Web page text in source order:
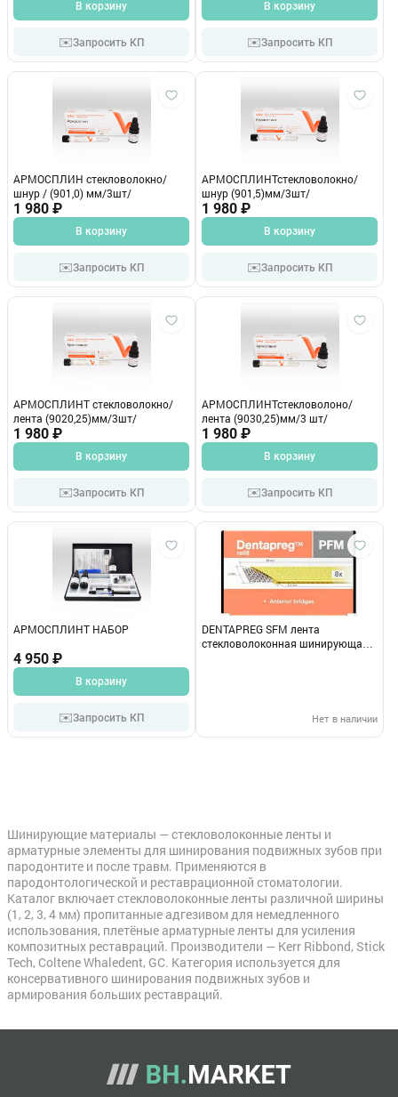
В корзину
✉️Запросить КП
В корзину
✉️Запросить КП
АРМОСПЛИН стекловолокно/
шнур / (901,0) мм/3шт/
1 980 ₽
В корзину
✉️Запросить КП
АРМОСПЛИНТстекловолокно/
шнур (901,5)мм/3шт/
1 980 ₽
В корзину
✉️Запросить КП
АРМОСПЛИНТ стекловолокно/
лента (9020,25)мм/3шт/
1 980 ₽
В корзину
✉️Запросить КП
АРМОСПЛИНТстекловолоно/
лента (9030,25)мм/3 шт/
1 980 ₽
В корзину
✉️Запросить КП
АРМОСПЛИНТ НАБОР
4 950 ₽
В корзину
✉️Запросить КП
DENTAPREG SFM лента
стекловолоконная шинирующая 1
Нет в наличии
Шинирующие материалы — стекловолоконные ленты и
арматурные элементы для шинирования подвижных зубов при
пародонтите и после травм. Применяются в
пародонтологической и реставрационной стоматологии.
Каталог включает стекловолоконные ленты различной ширины
(1, 2, 3, 4 мм) пропитанные адгезивом для немедленного
использования, плетёные арматурные ленты для усиления
композитных реставраций. Производители — Kerr Ribbond, Stick
Tech, Coltene Whaledent, GC. Категория используется для
консервативного шинирования подвижных зубов и
армирования больших реставраций.